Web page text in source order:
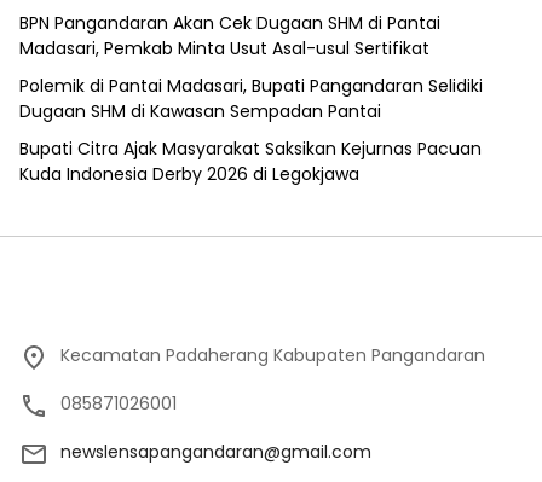
BPN Pangandaran Akan Cek Dugaan SHM di Pantai
Madasari, Pemkab Minta Usut Asal-usul Sertifikat
Polemik di Pantai Madasari, Bupati Pangandaran Selidiki
Dugaan SHM di Kawasan Sempadan Pantai
Bupati Citra Ajak Masyarakat Saksikan Kejurnas Pacuan
Kuda Indonesia Derby 2026 di Legokjawa
Kecamatan Padaherang Kabupaten Pangandaran
085871026001
newslensapangandaran@gmail.com